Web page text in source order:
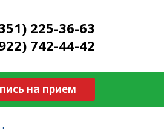
225-36-63
742-44-42
на прием